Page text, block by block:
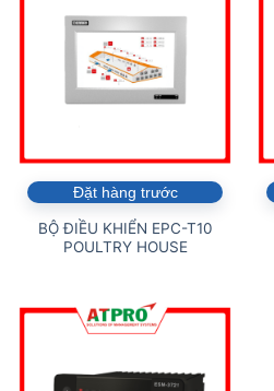
Đặt hàng trước
BỘ ĐIỀU KHIỂN EPC-T10
POULTRY HOUSE